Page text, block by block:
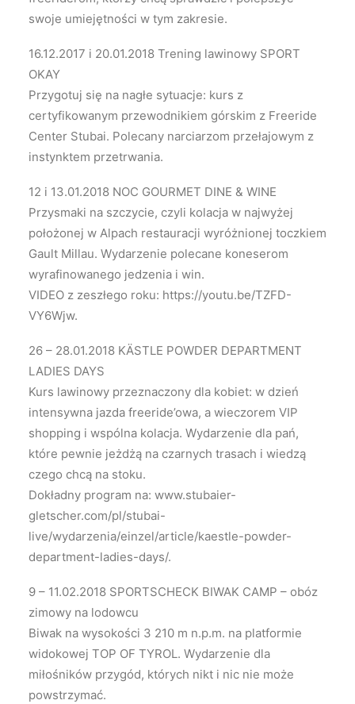
swoje umiejętności w tym zakresie.
16.12.2017 i 20.01.2018 Trening lawinowy SPORT
OKAY
Przygotuj się na nagłe sytuacje: kurs z
certyfikowanym przewodnikiem górskim z Freeride
Center Stubai. Polecany narciarzom przełajowym z
instynktem przetrwania.
12 i 13.01.2018 NOC GOURMET DINE & WINE
Przysmaki na szczycie, czyli kolacja w najwyżej
położonej w Alpach restauracji wyróżnionej toczkiem
Gault Millau. Wydarzenie polecane koneserom
wyrafinowanego jedzenia i win.
VIDEO z zeszłego roku: https://youtu.be/TZFD-
VY6Wjw.
26 – 28.01.2018 KÄSTLE POWDER DEPARTMENT
LADIES DAYS
Kurs lawinowy przeznaczony dla kobiet: w dzień
intensywna jazda freeride’owa, a wieczorem VIP
shopping i wspólna kolacja. Wydarzenie dla pań,
które pewnie jeżdżą na czarnych trasach i wiedzą
czego chcą na stoku.
Dokładny program na: www.stubaier-
gletscher.com/pl/stubai-
live/wydarzenia/einzel/article/kaestle-powder-
department-ladies-days/.
9 – 11.02.2018 SPORTSCHECK BIWAK CAMP – obóz
zimowy na lodowcu
Biwak na wysokości 3 210 m n.p.m. na platformie
widokowej TOP OF TYROL. Wydarzenie dla
miłośników przygód, których nikt i nic nie może
powstrzymać.